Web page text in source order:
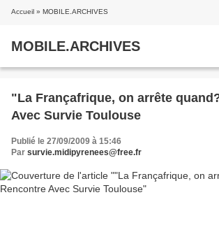
Accueil » MOBILE.ARCHIVES
MOBILE.ARCHIVES
"La Françafrique, on arrête
Avec Survie Toulouse
Publié le 27/09/2009 à 15:46
Par survie.midipyrenees@free.fr